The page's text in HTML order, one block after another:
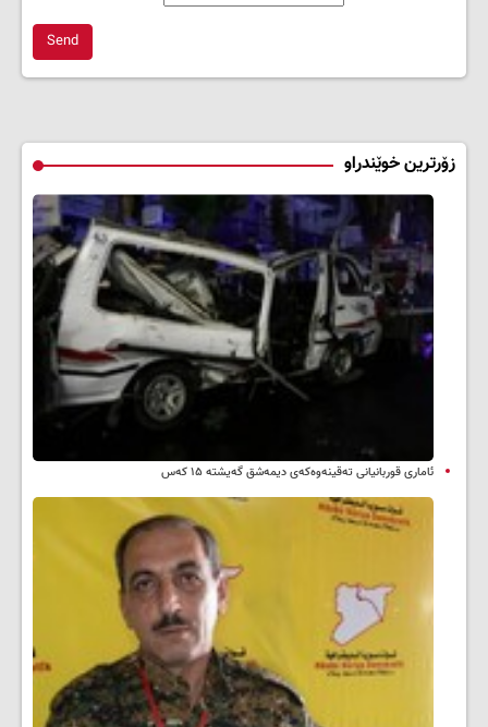
Send
زۆرترین خوێندراو
ئاماری قوربانیانی تەقینەوەکەی دیمەشق گەیشتە ۱۵ کەس